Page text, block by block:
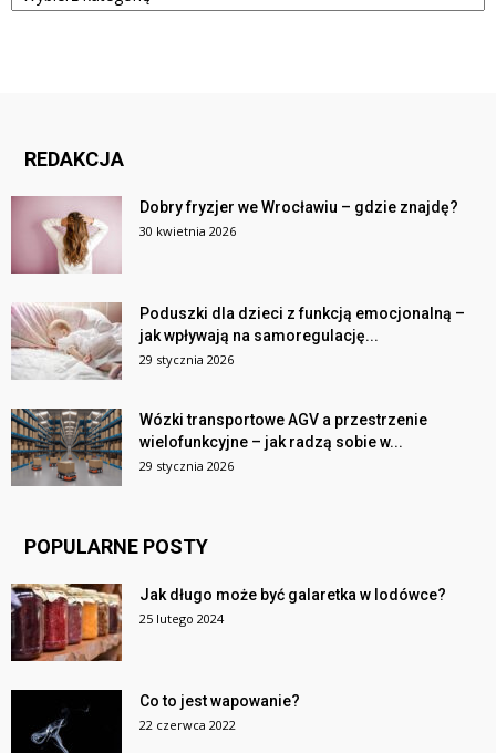
REDAKCJA
Dobry fryzjer we Wrocławiu – gdzie znajdę?
30 kwietnia 2026
Poduszki dla dzieci z funkcją emocjonalną –
jak wpływają na samoregulację...
29 stycznia 2026
Wózki transportowe AGV a przestrzenie
wielofunkcyjne – jak radzą sobie w...
29 stycznia 2026
POPULARNE POSTY
Jak długo może być galaretka w lodówce?
25 lutego 2024
Co to jest wapowanie?
22 czerwca 2022